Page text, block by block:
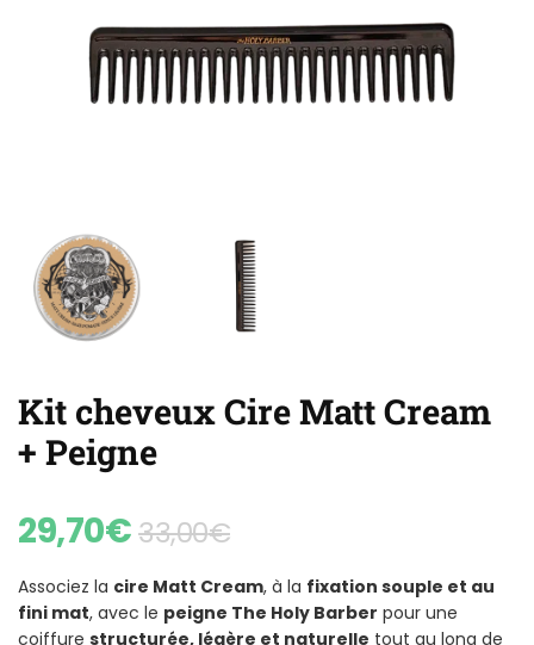
Kit cheveux Cire Matt Cream
+ Peigne
33,00€
29,70€
Associez la cire Matt Cream, à la fixation souple et au
fini mat, avec le peigne The Holy Barber pour une
coiffure structurée, légère et naturelle tout au long de